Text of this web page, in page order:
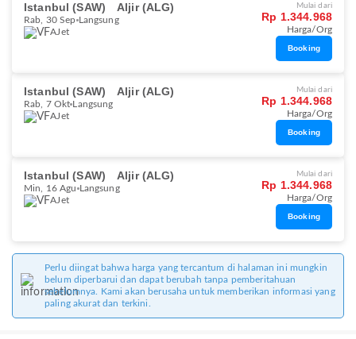
Istanbul (SAW) Aljir (ALG)
Rab, 30 Sep Langsung
AJet
Mulai dari
Rp 1.344.968
Harga/Org
Booking
Istanbul (SAW) Aljir (ALG)
Rab, 7 Okt Langsung
AJet
Mulai dari
Rp 1.344.968
Harga/Org
Booking
Istanbul (SAW) Aljir (ALG)
Min, 16 Agu Langsung
AJet
Mulai dari
Rp 1.344.968
Harga/Org
Booking
Perlu diingat bahwa harga yang tercantum di halaman ini mungkin
belum diperbarui dan dapat berubah tanpa pemberitahuan
sebelumnya. Kami akan berusaha untuk memberikan informasi yang
paling akurat dan terkini.